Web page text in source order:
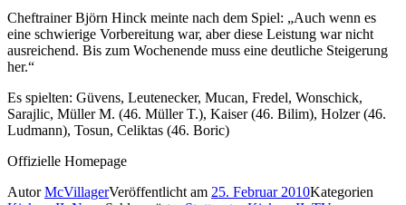
Cheftrainer Björn Hinck meinte nach dem Spiel: „Auch wenn es
eine schwierige Vorbereitung war, aber diese Leistung war nicht
ausreichend. Bis zum Wochenende muss eine deutliche Steigerung
her.“
Es spielten: Güvens, Leutenecker, Mucan, Fredel, Wonschick,
Sarajlic, Müller M. (46. Müller T.), Kaiser (46. Bilim), Holzer (46.
Ludmann), Tosun, Celiktas (46. Boric)
Offizielle Homepage
AutorMcVillagerVeröffentlicht am 25. Februar 2010Kategorien